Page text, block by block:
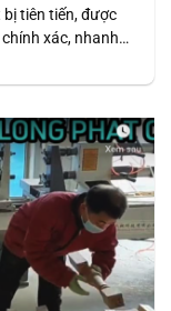
tiên tiến, được
xác, nhanh
các dòng máy